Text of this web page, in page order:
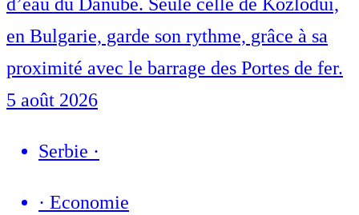
d’eau du Danube. Seule celle de Kozlodui,
en Bulgarie, garde son rythme, grâce à sa
proximité avec le barrage des Portes de fer.
5 août 2026
Serbie ·
· Economie